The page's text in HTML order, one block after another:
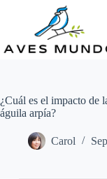
¿Cuál es el impacto de
águila arpía?
Carol